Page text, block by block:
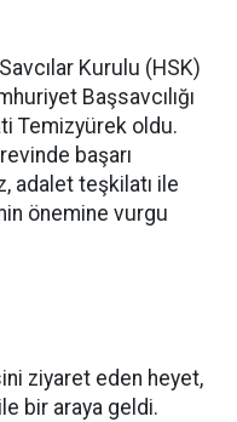
Kurulu (HSK)
Başsavcılığı
Temizyürek oldu.
başarı
adalet teşkilatı ile
önemine vurgu
ziyaret eden heyet,
bir araya geldi.